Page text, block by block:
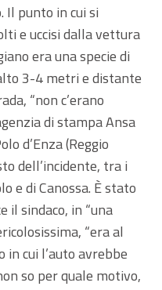
Il punto in cui si
e uccisi dalla vettura
era una specie di
3-4 metri e distante
“non c’erano
di stampa Ansa
d’Enza (Reggio
dell’incidente, tra i
e di Canossa. È stato
il sindaco, in “una
“era al
cui l’auto avrebbe
so per quale motivo,